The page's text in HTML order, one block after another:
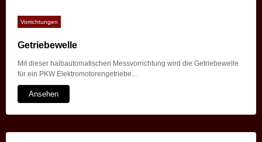
Vorrichtungen
Getriebewelle
Mit dieser halbautomatischen Messvorrichtung wird die Getriebewelle
für ein PKW Elektromotorengetriebe...
Ansehen